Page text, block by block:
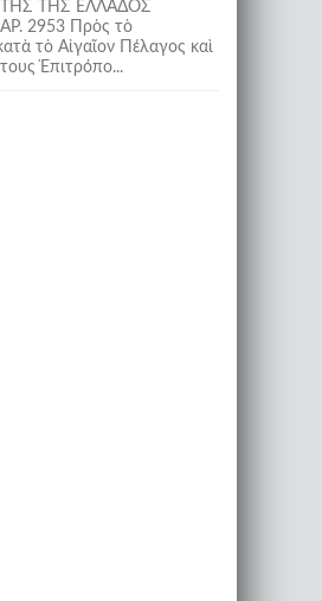
ΤΗΣ ΕΛΛΑΔΟΣ
2953 Πρὸς τὸ
τὸ Αἰγαῖον Πέλαγος καὶ
Ἐπιτρόπο...